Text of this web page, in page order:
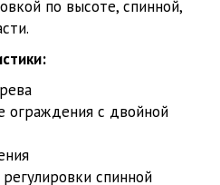
по высоте, спинной,
ограждения с двойной
спинной